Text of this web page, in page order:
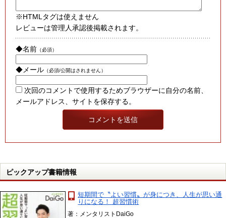
※HTMLタグは使えません
レビューは管理人承認後掲載されます。
◆名前 （必須）
◆メール （必須/公開はされません）
次回のコメントで使用するためブラウザーに自分の名前、
メールアドレス、サイトを保存する。
ピックアップ書籍情報
短期間で〝よい習慣〟が身につき、人生が思い通
りになる！ 超習慣術
著：メンタリストDaiGo